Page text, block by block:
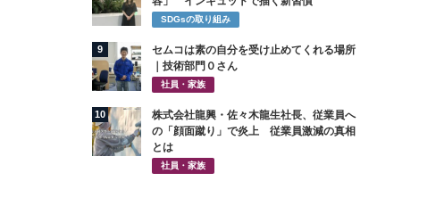
SDGsの取り組み
9
セムコは素の自分を受け止めてくれる場所
｜技術部門０さん
社員・家族
10
株式会社龍興・佐々木龍生社長、従業員へ
の「顔面蹴り」で炎上 従業員激減の真相
とは
社員・家族